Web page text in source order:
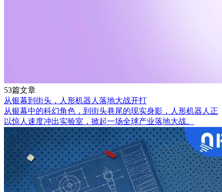
53篇文章
从银幕到街头，人形机器人落地大战开打
从银幕中的科幻角色，到街头巷尾的现实身影，人形机器人正
以惊人速度冲出实验室，掀起一场全球产业落地大战。